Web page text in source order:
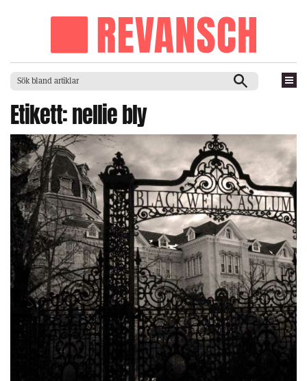
Etikett:nellie bly